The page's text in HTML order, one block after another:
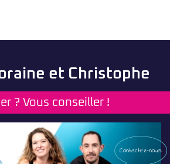
et Christophe
? Vous conseiller !
Contactez-nous